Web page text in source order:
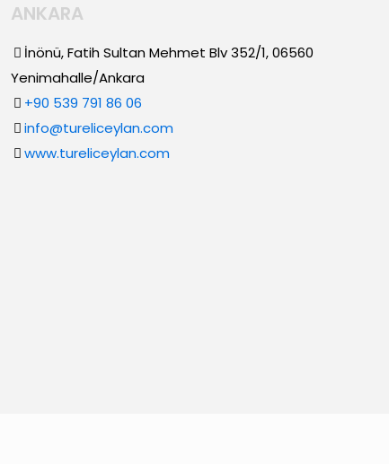
ANKARA
İnönü, Fatih Sultan Mehmet Blv 352/1, 06560
Yenimahalle/Ankara
+90 539 791 86 06
info@tureliceylan.com
www.tureliceylan.com